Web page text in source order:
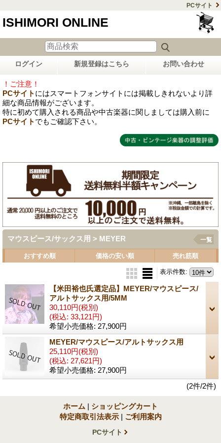
PCサイト
ISHIMORI ONLINE
ログイン 新規登録はこちら お問い合わせ
！ご注意！
PCサイト にはスマートフォンサイトには掲載しきれないより詳
細な商品情報がございます。
特に初めて購入される商品や中古楽器に関しましては購入前に
PCサイト でもご確認下さい。
マウスピース/サックス用 > MEYER 一覧
おすすめ順 価格の安い順 売れ筋順
表示件数:
【米田裕也氏選定品】MEYER/マウスピース/
アルトサックス用/5MM
30,110円(税別)
(税込: 33,121円)
希望小売価格: 27,900円
MEYER/マウスピース/アルトサックス用
25,110円(税別)
(税込: 27,621円)
希望小売価格: 27,900円
(2件/2件)
ホーム | ショッピングカート
特定商取引法表示 | ご利用案内
PCサイト